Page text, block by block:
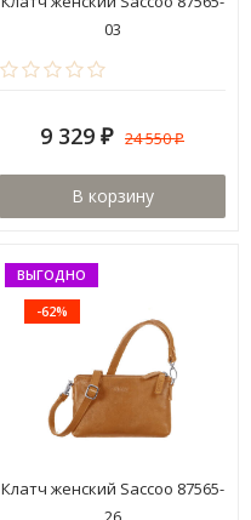
03
9 329 ₽ 24 550₽
В корзину
ВЫГОДНО
-62%
Клатч женский Saccoo 87565-